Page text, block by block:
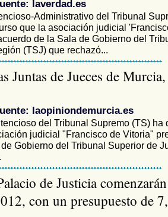
laverdad.es
Administrativo del Tribunal
que la asociación judicial
de la Sala de Gobierno del
(TSJ) que rechazó...
Juntas de Jueces de
laopiniondemurcia.es
del Tribunal Supremo (TS) ha
judicial "Francisco de Vitoria"
Gobierno del Tribunal Superior de
de Justicia
con un presupuesto de